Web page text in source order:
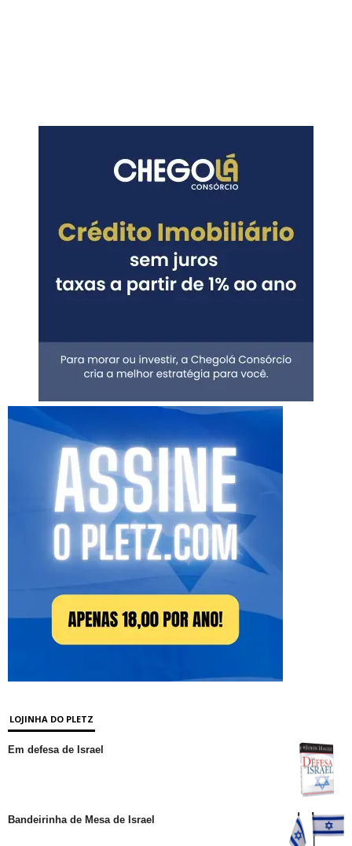
LOJINHA DO PLETZ
Em defesa de Israel
Bandeirinha de Mesa de Israel